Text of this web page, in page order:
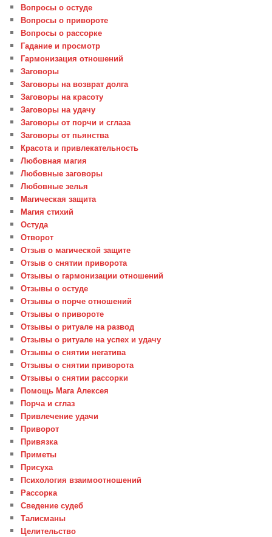
Вопросы о остуде
Вопросы о привороте
Вопросы о рассорке
Гадание и просмотр
Гармонизация отношений
Заговоры
Заговоры на возврат долга
Заговоры на красоту
Заговоры на удачу
Заговоры от порчи и сглаза
Заговоры от пьянства
Красота и привлекательность
Любовная магия
Любовные заговоры
Любовные зелья
Магическая защита
Магия стихий
Остуда
Отворот
Отзыв о магической защите
Отзыв о снятии приворота
Отзывы о гармонизации отношений
Отзывы о остуде
Отзывы о порче отношений
Отзывы о привороте
Отзывы о ритуале на развод
Отзывы о ритуале на успех и удачу
Отзывы о снятии негатива
Отзывы о снятии приворота
Отзывы о снятии рассорки
Помощь Мага Алексея
Порча и сглаз
Привлечение удачи
Приворот
Привязка
Приметы
Присуха
Психология взаимоотношений
Рассорка
Сведение судеб
Талисманы
Целительство